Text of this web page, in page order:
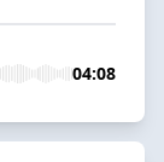
04:08